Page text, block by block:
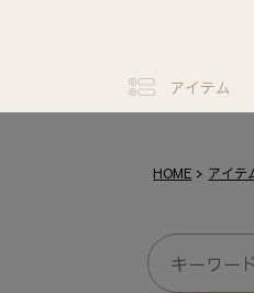
アイテム
HOME アイテ